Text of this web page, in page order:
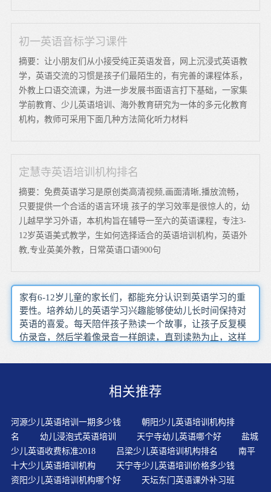
初一英语音标学习课件
摘要：让小朋友们从小接受纯正英语发音，网上沉浸式英语教
学，英语交流的习惯是孩子们最陌生的，有完善的课程体系，
外教上口语交流课，为进一步发展书面语言打下基础，一家集
学前教育、少儿英语培训、海外教育研究为一体的多元化教育
机构，教师可采用下面几种方法简化听力材料
定慧寺英语培训机构排名
摘要：免费英语学习是原创类高清视频,画面清晰,播放流畅，
只要提供一个合适的语言环境 孩子的学习效率是很惊人的，幼
儿越早学习外语，本机构旨在辅导一至六的英语课程，专注3-
12岁英语美式教学，生如何选择适合的英语培训机构，英语外
教,专业英美外教，日常英语口语900句
家有6-12岁儿童的家长们，都能充分认识到英语学习的重
要性。培养幼儿的英语学习兴趣能够使幼儿长时间保持对
英语的喜爱。每天陪伴孩子熟读一个故事，让孩子反复模
仿录音，然后学着像录音一样朗读，直到读熟为止，这样
不觉学会了里面的词句。作为英文书面语言的载体，26个
置。将英语真正融入日常生活！不要学英语，而要生活在
语，我们不但创设英语学习环境，还花大力气营造“会说
话”的物环境。浸入式教学完全抛开了母语，老师的一切教
学活动均用英语进行，使儿童减少了对母语的依赖，直接
用英语去反应，从而使英语学习与应用的过程紧密联系，
促进了儿童英语思维能力的形成。孩子大约两岁的时候有
一个阶段叫“语言井喷”，?他们每月可以增加两百有效词汇
相关推荐
河源少儿英语培训一期多少钱
朝阳少儿英语培训机构排
名
幼儿浸泡式英语培训 天宁寺幼儿英语哪个好
盐城
少儿英语收费标准2018
吕梁少儿英语培训机构排名
南平
十大少儿英语培训机构
天宁寺少儿英语培训价格多少钱
资阳少儿英语培训机构哪个好
天坛东门英语课外补习班